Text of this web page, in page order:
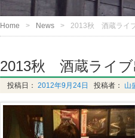
Home News 2013秋 酒蔵ライ
2013秋 酒蔵ライブ
投稿日： 2012年9月24日 投稿者： 山